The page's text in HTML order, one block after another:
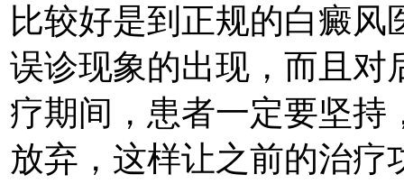
比较好是到正规的白癜
误诊现象的出现，而且对
疗期间，患者一定要坚持
放弃，这样让之前的治疗